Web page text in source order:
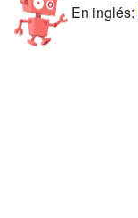
En inglés: